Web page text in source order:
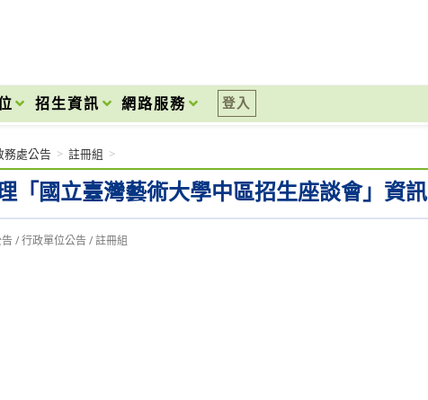
招生資訊 網路服務 登入
「國立臺灣藝術大學中區招生座談會」資訊
務處公告 > 註冊組 >
/ 行政單位公告 / 註冊組